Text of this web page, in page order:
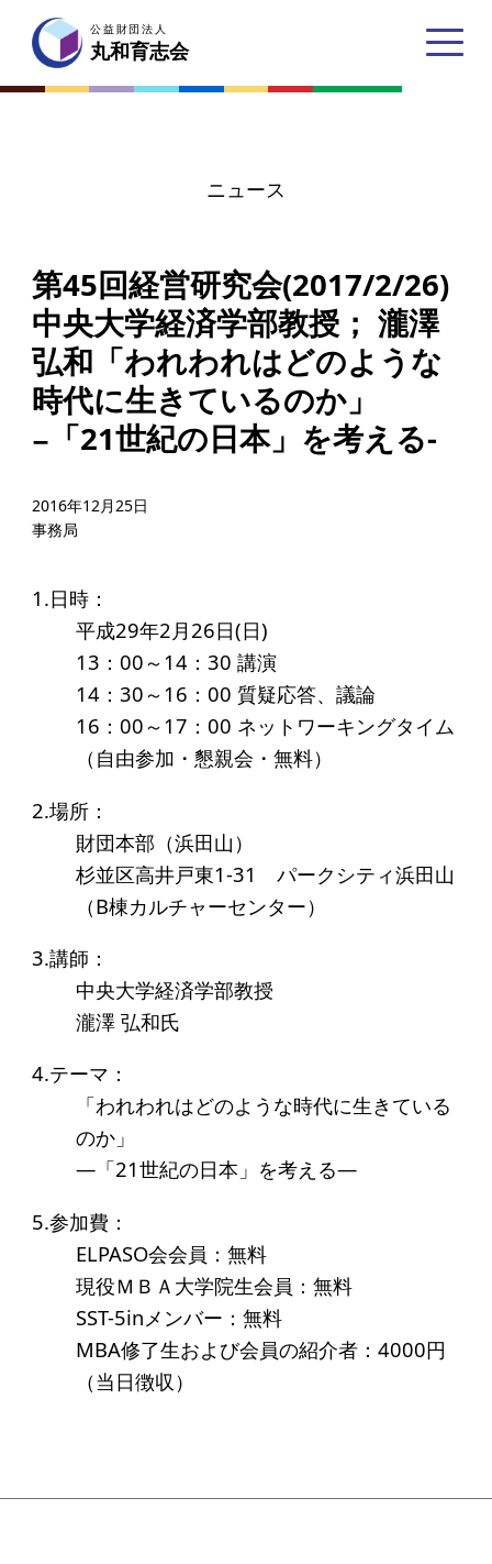
公益財団法人
丸和育志会
丸和育志会とは
理事長あいさつ
丸和育志会の目指す未来
学生のみなさんへ
起業を考えている
みなさんへ
財団概要
理念
沿革
事業内容
年間スケジュール
定款
個人情報保護方針
アクセス
給付型奨学金
事業方針
募集要項
給付型奨学金とは
ソーシャルビジネス支援
事業方針
募集要項
公益財団法人
丸和育志会
ニュース
第45回経営研究会(2017/2/26)
中央大学経済学部教授； 瀧澤
弘和「われわれはどのような
時代に生きているのか」
−「21世紀の日本」を考える-
2016年12月25日
事務局
1.日時：
平成29年2月26日(日)
13：00～14：30 講演
14：30～16：00 質疑応答、議論
16：00～17：00 ネットワーキングタイム
（自由参加・懇親会・無料）
2.場所：
財団本部（浜田山）
杉並区高井戸東1-31 パークシティ浜田山
（B棟カルチャーセンター）
3.講師：
中央大学経済学部教授
瀧澤 弘和氏
4.テーマ：
「われわれはどのような時代に生きている
のか」
―「21世紀の日本」を考える―
5.参加費：
ELPASO会会員：無料
現役ＭＢＡ大学院生会員：無料
SST-5inメンバー：無料
MBA修了生および会員の紹介者：4000円
（当日徴収）